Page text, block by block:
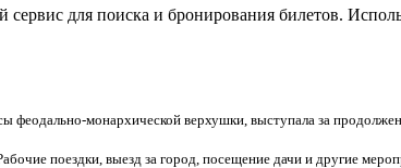
для поиска и бронирования билетов.
феодально-монархической верхушки, выступала за
поездки, выезд за город, посещение дачи и другие